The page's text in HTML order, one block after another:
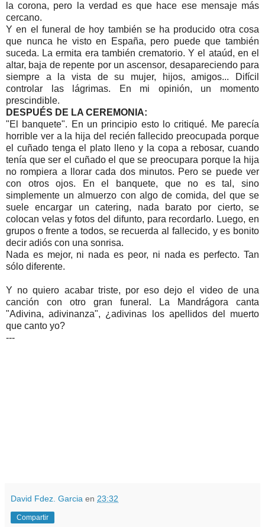
la corona, pero la verdad es que hace ese mensaje más
cercano.
Y en el funeral de hoy también se ha producido otra cosa
que nunca he visto en España, pero puede que también
suceda. La ermita era también crematorio. Y el ataúd, en el
altar, baja de repente por un ascensor, desapareciendo para
siempre a la vista de su mujer, hijos, amigos... Difícil
controlar las lágrimas. En mi opinión, un momento
prescindible.
DESPUÉS DE LA CEREMONIA:
"El banquete". En un principio esto lo critiqué. Me parecía
horrible ver a la hija del recién fallecido preocupada porque
el cuñado tenga el plato lleno y la copa a rebosar, cuando
tenía que ser el cuñado el que se preocupara porque la hija
no rompiera a llorar cada dos minutos. Pero se puede ver
con otros ojos. En el banquete, que no es tal, sino
simplemente un almuerzo con algo de comida, del que se
suele encargar un catering, nada barato por cierto, se
colocan velas y fotos del difunto, para recordarlo. Luego, en
grupos o frente a todos, se recuerda al fallecido, y es bonito
decir adiós con una sonrisa.
Nada es mejor, ni nada es peor, ni nada es perfecto. Tan
sólo diferente.
Y no quiero acabar triste, por eso dejo el video de una
canción con otro gran funeral. La Mandrágora canta
"Adivina, adivinanza", ¿adivinas los apellidos del muerto
que canto yo?
---
David Fdez. Garcia en 23:32
Compartir